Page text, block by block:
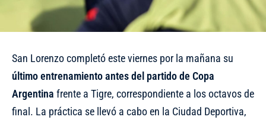
San Lorenzo completó este viernes por la mañana su
último entrenamiento antes del partido de Copa
Argentina frente a Tigre, correspondiente a los octavos de
final. La práctica se llevó a cabo en la Ciudad Deportiva,